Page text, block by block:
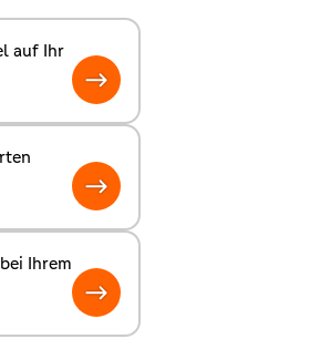
auf Ihr
Ihrem